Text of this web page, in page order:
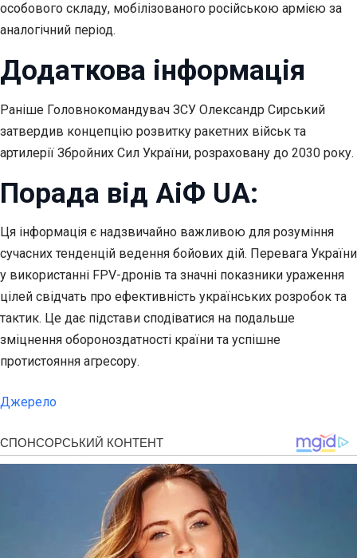
особового складу, мобілізованого російською армією за
аналогічний період.
Додаткова інформація
Раніше Головнокомандувач ЗСУ Олександр Сирський
затвердив концепцію розвитку ракетних військ та
артилерії Збройних Сил України, розраховану до 2030 року.
Порада від АіФ UA:
Ця інформація є надзвичайно важливою для розуміння
сучасних тенденцій ведення бойових дій. Перевага України
у використанні FPV-дронів та значні показники ураження
цілей свідчать про ефективність українських розробок та
тактик. Це дає підстави сподіватися на подальше
зміцнення обороноздатності країни та успішне
протистояння агресору.
Джерело